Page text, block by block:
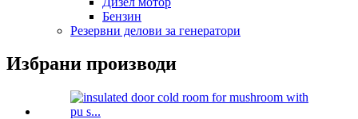
Бензин
Резервни делови за генератори
Избрани производи